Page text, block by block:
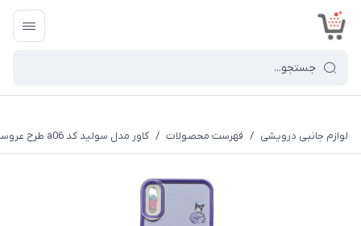
لوازم جانبی درویشی / فهرست محصولات / کاور مدل سولید کد a06 طرح عروسکی برجسته مناسب برای گوشی موبایل سامسونگ Galaxy A70